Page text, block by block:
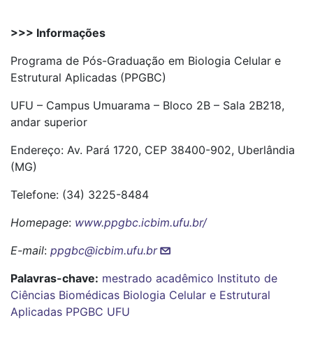
>>> Informações
Programa de Pós-Graduação em Biologia Celular e
Estrutural Aplicadas (PPGBC)
UFU – Campus Umuarama – Bloco 2B – Sala 2B218,
andar superior
Endereço: Av. Pará 1720, CEP 38400-902, Uberlândia
(MG)
Telefone: (34) 3225-8484
Homepage: www.ppgbc.icbim.ufu.br/
E-mail: ppgbc@icbim.ufu.br
Palavras-chave: mestrado acadêmico Instituto de
Ciências Biomédicas Biologia Celular e Estrutural
Aplicadas PPGBC UFU